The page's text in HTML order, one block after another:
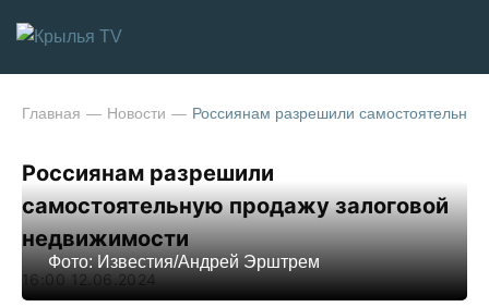
Главная Новости Россиянам разрешили
Россиянам разрешили
самостоятельную продажу залоговой
недвижимости
16:00 12.06.2024
Фото: Известия/Андрей Эрштрем